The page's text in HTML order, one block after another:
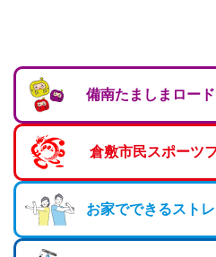
備南たましまロー
倉敷市民スポーツ
お家でできるスト